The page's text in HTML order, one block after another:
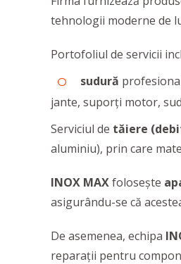
tehnologii moderne de
Portofoliul de servicii
sudură
jante, suporți motor,
Serviciul de tăiere
aluminiu), prin care
INOX MAXfolosește
asigurându-se că
De asemenea, echipa
reparații pentru